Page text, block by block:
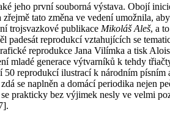
jeho první souborná výstava. Obojí
tato změna ve vedení umožnila,
trojsvazkové publikace Mikoláš Aleš, a
reprodukcí vztahujících se
reprodukce Jana Vilímka a tisk
mladé generace výtvarníků k tehdy
reprodukcí ilustrací k národním písním
se naplněn a domácí periodika nejen
prakticky bez výjimek nesly ve velmi